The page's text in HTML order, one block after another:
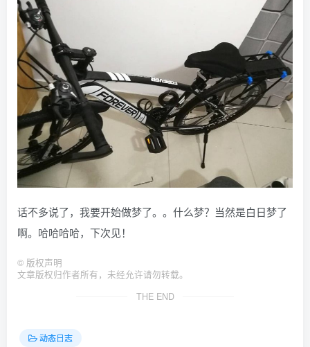
话不多说了，我要开始做梦了。。什么梦？当然是白日梦了
啊。哈哈哈哈，下次见！
© 版权声明
文章版权归作者所有，未经允许请勿转载。
THE END
动态日志